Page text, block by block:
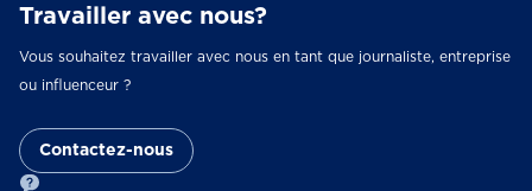
Travailler avec nous?
Vous souhaitez travailler avec nous en tant que journaliste, entreprise
ou influenceur ?
Contactez-nous